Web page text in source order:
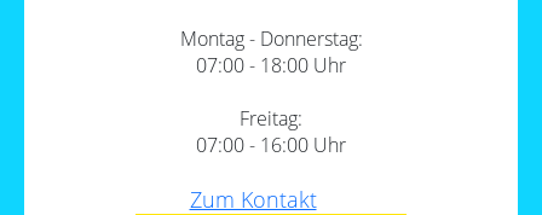
Montag - Donnerstag:
07:00 - 18:00 Uhr
Freitag:
07:00 - 16:00 Uhr
Zum Kontakt